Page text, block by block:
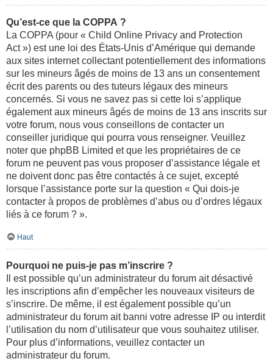
Qu’est-ce que la COPPA ?
La COPPA (pour « Child Online Privacy and Protection
Act ») est une loi des États-Unis d’Amérique qui demande
aux sites internet collectant potentiellement des informations
sur les mineurs âgés de moins de 13 ans un consentement
écrit des parents ou des tuteurs légaux des mineurs
concernés. Si vous ne savez pas si cette loi s’applique
également aux mineurs âgés de moins de 13 ans inscrits sur
votre forum, nous vous conseillons de contacter un
conseiller juridique qui pourra vous renseigner. Veuillez
noter que phpBB Limited et que les propriétaires de ce
forum ne peuvent pas vous proposer d’assistance légale et
ne doivent donc pas être contactés à ce sujet, excepté
lorsque l’assistance porte sur la question « Qui dois-je
contacter à propos de problèmes d’abus ou d’ordres légaux
liés à ce forum ? ».
Haut
Pourquoi ne puis-je pas m’inscrire ?
Il est possible qu’un administrateur du forum ait désactivé
les inscriptions afin d’empêcher les nouveaux visiteurs de
s’inscrire. De même, il est également possible qu’un
administrateur du forum ait banni votre adresse IP ou interdit
l’utilisation du nom d’utilisateur que vous souhaitez utiliser.
Pour plus d’informations, veuillez contacter un
administrateur du forum.